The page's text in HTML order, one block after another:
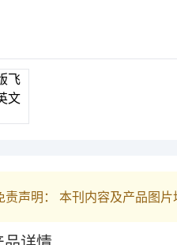
责声明： 本刊内容及产品图